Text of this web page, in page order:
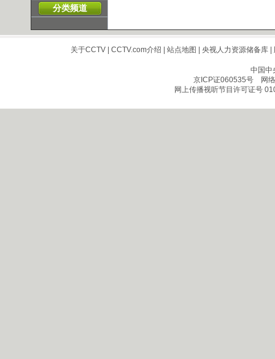
分类频道
关于CCTV| CCTV.com介绍 | 站点地图 | 央视人力资源储备库|
中国中
京ICP证060535号网络
网上传播视听节目许可证号